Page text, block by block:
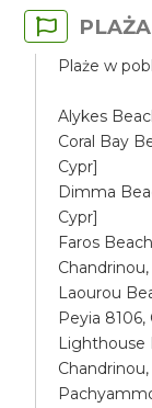
PLAŻA
Plaże w
Alykes
Coral Bay
Cypr]
Dimma
Cypr]
Faros
Laourou
Peyia 8106,
Lighthouse